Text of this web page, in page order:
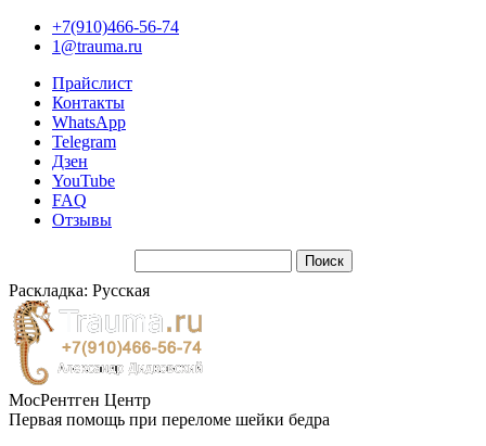
+7(910)466-56-74
1@trauma.ru
Прайслист
Контакты
WhatsApp
Telegram
Дзен
YouTube
FAQ
Отзывы
Раскладка: Русская
МосРентген Центр
Первая помощь при переломе шейки бедра